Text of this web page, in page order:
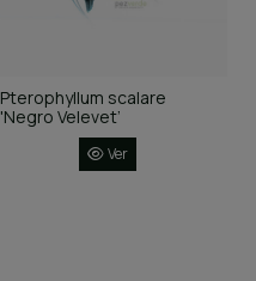
Pterophyllum scalare
'Negro Velevet’
Ver